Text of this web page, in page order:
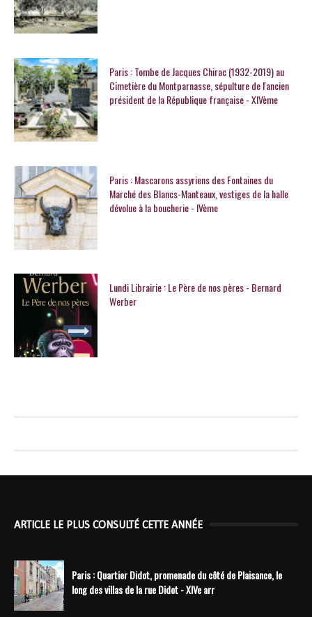
Paris : Tombe de Jacques Chirac (1932-2019) au
Cimetière du Montparnasse, sépulture de l'ancien
président de la République française - XIVème
Paris : Mascarons assyriens des Fontaines du
Marché des Blancs-Manteaux, vestiges de la halle
dévolue à la boucherie - IVème
Lundi Librairie : Le Père de nos pères - Bernard
Werber
ARTICLE LE PLUS CONSULTÉ CETTE ANNÉE
Paris : Quartier Didot, promenade du côté de Plaisance, le
long des villas de la rue Didot - XIVe arr